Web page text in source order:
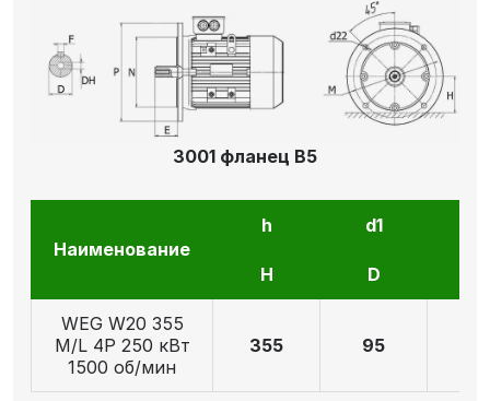
3001 фланец В5
Наименование
h d1
H D
WEG W20 355
M/L 4P 250 кВт
1500 об/мин
355 95